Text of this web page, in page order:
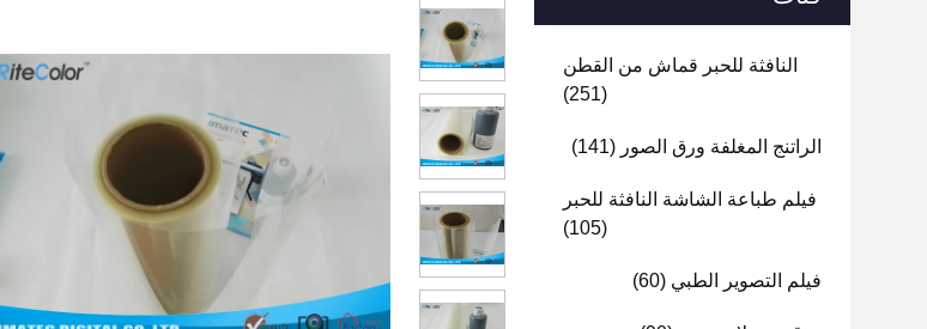
النافثة للحبر قماش من القطن
(251)
الراتنج المغلفة ورق الصور (141)
فيلم طباعة الشاشة النافثة للحبر
(105)
فيلم التصوير الطبي (60)